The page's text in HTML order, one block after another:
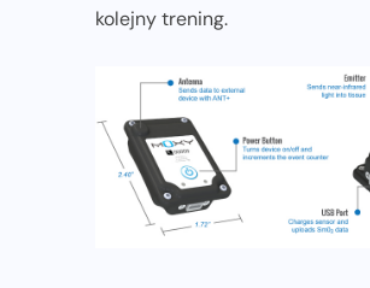
kolejny trening.